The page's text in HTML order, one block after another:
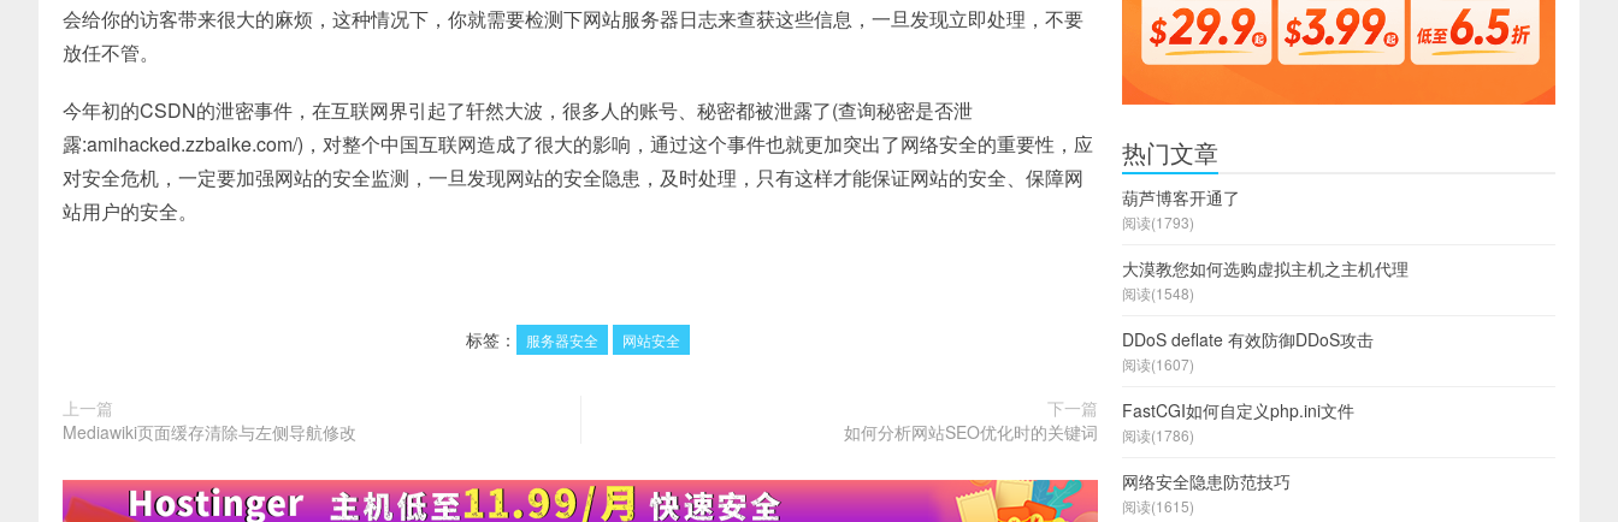
会给你的访客带来很大的麻烦，这种情况下，你就需要检测下网站服务器日志来查获这些信息，一旦发现立即处理，不要
放任不管。
今年初的CSDN的泄密事件，在互联网界引起了轩然大波，很多人的账号、秘密都被泄露了(查询秘密是否泄
露:amihacked.zzbaike.com/)，对整个中国互联网造成了很大的影响，通过这个事件也就更加突出了网络安全的重要性，应
对安全危机，一定要加强网站的安全监测，一旦发现网站的安全隐患，及时处理，只有这样才能保证网站的安全、保障网
站用户的安全。
标签： 服务器安全 网站安全
上一篇
Mediawiki页面缓存清除与左侧导航修改
下一篇
如何分析网站SEO优化时的关键词
热门文章
葫芦博客开通了
阅读(1793)
大漠教您如何选购虚拟主机之主机代理
阅读(1548)
DDoS deflate 有效防御DDoS攻击
阅读(1607)
FastCGI如何自定义php.ini文件
阅读(1786)
网络安全隐患防范技巧
阅读(1615)